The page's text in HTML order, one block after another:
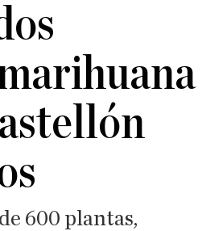
600 plantas,